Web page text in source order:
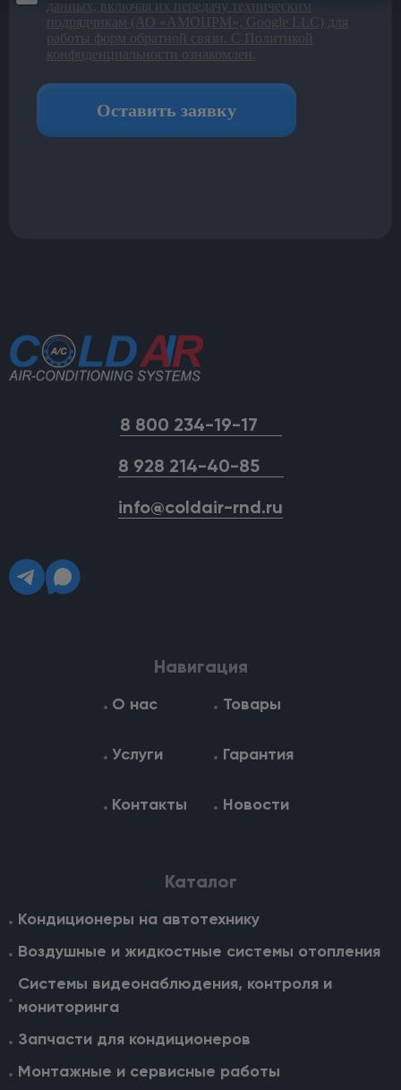
8 800 234-19-17
8 928 214-40-85
info@coldair-rnd.ru
Навигация
О нас Товары
Услуги Гарантия
Контакты Новости
Каталог
Кондиционеры на автотехнику
Воздушные и жидкостные cистемы отопления
Системы видеонаблюдения, контроля и
мониторинга
Запчасти для кондиционеров
Монтажные и сервисные работы